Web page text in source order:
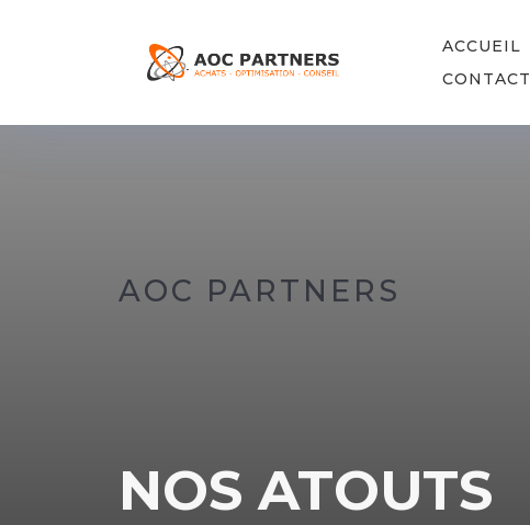
ACCUEIL
CONTACT
AOC PARTNERS
NOS ATOUTS